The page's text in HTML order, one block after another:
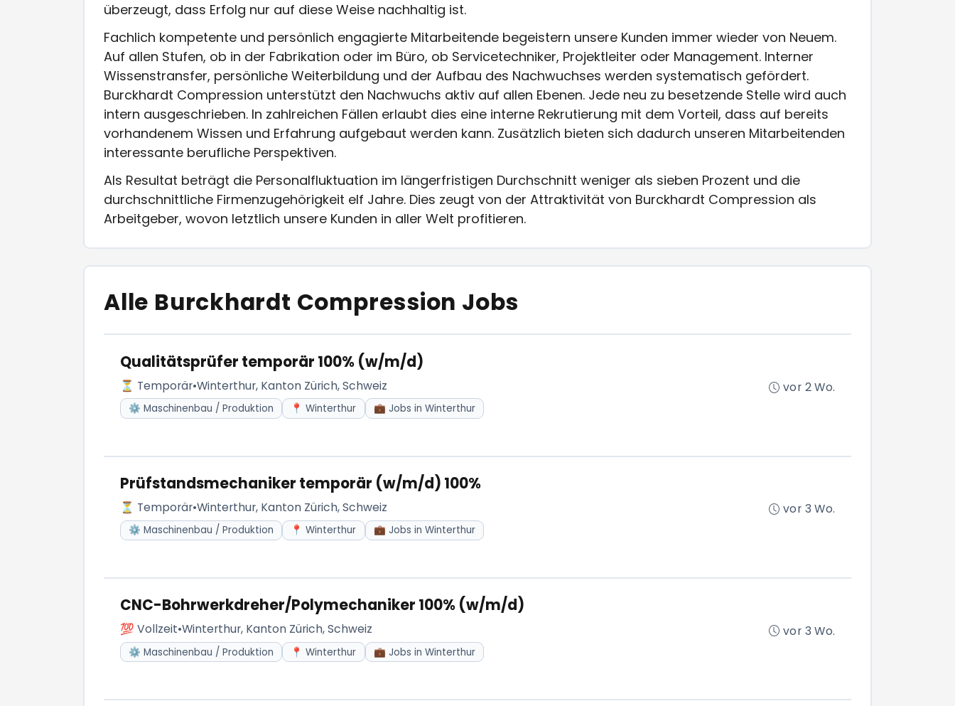
überzeugt, dass Erfolg nur auf diese Weise nachhaltig ist.
Fachlich kompetente und persönlich engagierte Mitarbeitende begeistern unsere Kunden immer wieder von Neuem.
Auf allen Stufen, ob in der Fabrikation oder im Büro, ob Servicetechniker, Projektleiter oder Management. Interner
Wissenstransfer, persönliche Weiterbildung und der Aufbau des Nachwuchses werden systematisch gefördert.
Burckhardt Compression unterstützt den Nachwuchs aktiv auf allen Ebenen. Jede neu zu besetzende Stelle wird auch
intern ausgeschrieben. In zahlreichen Fällen erlaubt dies eine interne Rekrutierung mit dem Vorteil, dass auf bereits
vorhandenem Wissen und Erfahrung aufgebaut werden kann. Zusätzlich bieten sich dadurch unseren Mitarbeitenden
interessante berufliche Perspektiven.
Als Resultat beträgt die Personalfluktuation im längerfristigen Durchschnitt weniger als sieben Prozent und die
durchschnittliche Firmenzugehörigkeit elf Jahre. Dies zeugt von der Attraktivität von Burckhardt Compression als
Arbeitgeber, wovon letztlich unsere Kunden in aller Welt profitieren.
Alle Burckhardt Compression Jobs
Qualitätsprüfer temporär 100% (w/m/d)
⏳ Temporär•Winterthur, Kanton Zürich, Schweiz
⚙️ Maschinenbau / Produktion 📍 Winterthur 💼 Jobs in Winterthur
vor 2 Wo.
Prüfstandsmechaniker temporär (w/m/d) 100%
⏳ Temporär•Winterthur, Kanton Zürich, Schweiz
⚙️ Maschinenbau / Produktion 📍 Winterthur 💼 Jobs in Winterthur
vor 3 Wo.
CNC-Bohrwerkdreher/Polymechaniker 100% (w/m/d)
💯 Vollzeit•Winterthur, Kanton Zürich, Schweiz
⚙️ Maschinenbau / Produktion 📍 Winterthur 💼 Jobs in Winterthur
vor 3 Wo.